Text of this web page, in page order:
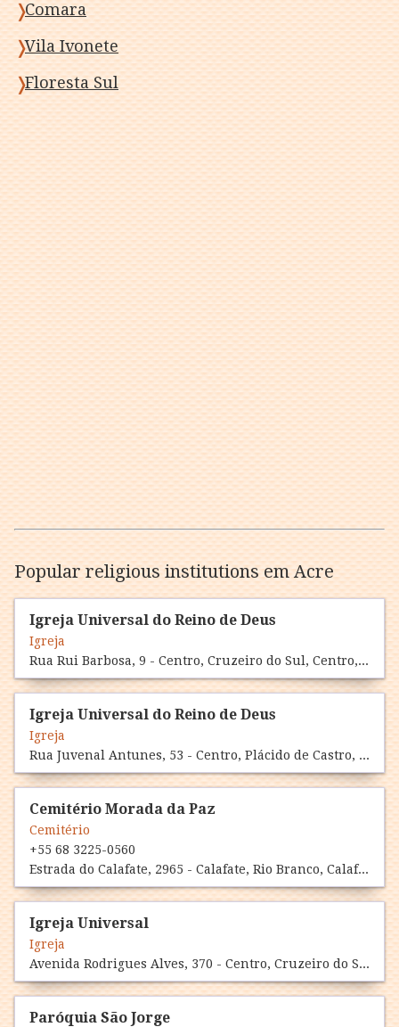
Comara
Vila Ivonete
Floresta Sul
Popular religious institutions em Acre
Igreja Universal do Reino de Deus
Igreja
Rua Rui Barbosa, 9 - Centro, Cruzeiro do Sul, Centro, AC 69980-000
Igreja Universal do Reino de Deus
Igreja
Rua Juvenal Antunes, 53 - Centro, Plácido de Castro, Centro, AC 69928-000
Cemitério Morada da Paz
Cemitério
+55 68 3225-0560
Estrada do Calafate, 2965 - Calafate, Rio Branco, Calafate, AC 69900-000
Igreja Universal
Igreja
Avenida Rodrigues Alves, 370 - Centro, Cruzeiro do Sul, Centro, AC 69980-000
Paróquia São Jorge